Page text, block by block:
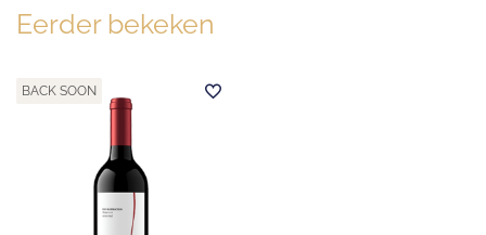
Eerder bekeken
BACK SOON